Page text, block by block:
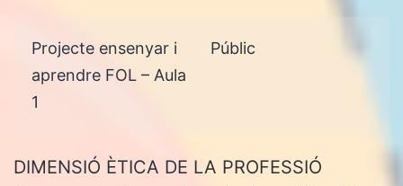
Projecte ensenyar i
aprendre FOL – Aula
1
Públic
DIMENSIÓ ÈTICA DE LA PROFESSIÓ